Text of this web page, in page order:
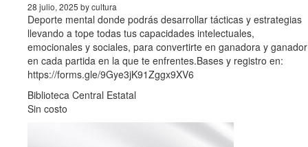
28 julio, 2025 by cultura
Deporte mental donde podrás desarrollar tácticas y estrategias
llevando a tope todas tus capacidades intelectuales,
emocionales y sociales, para convertirte en ganadora y ganador
en cada partida en la que te enfrentes.Bases y registro en:
https://forms.gle/9Gye3jK91Zggx9XV6
Biblioteca Central Estatal
Sin costo